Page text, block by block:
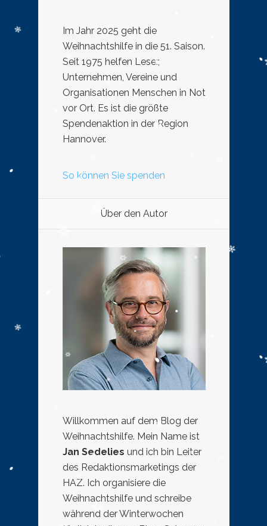
Im Jahr 2025 geht die
Weihnachtshilfe in die 51. Saison.
Seit 1975 helfen Leser,
Unternehmen, Vereine und
Organisationen Menschen in Not
vor Ort. Es ist die größte
Spendenaktion in der Region
Hannover.
So können Sie spenden
Über den Autor
Willkommen auf dem Blog der
Weihnachtshilfe. Mein Name ist
Jan Sedelies und ich bin Leiter
des Redaktionsmarketings der
HAZ. Ich organisiere die
Weihnachtshilfe und schreibe
während der Winterwochen